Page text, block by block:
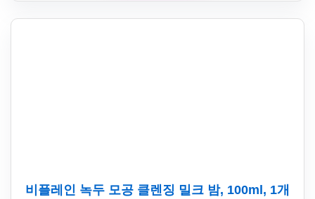
비플레인 녹두 모공 클렌징 밀크 밤, 100ml, 1개